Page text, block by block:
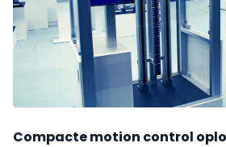
Compacte motion control